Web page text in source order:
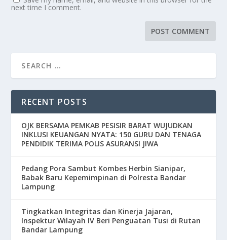
next time I comment.
RECENT POSTS
OJK BERSAMA PEMKAB PESISIR BARAT WUJUDKAN
INKLUSI KEUANGAN NYATA: 150 GURU DAN TENAGA
PENDIDIK TERIMA POLIS ASURANSI JIWA
Pedang Pora Sambut Kombes Herbin Sianipar,
Babak Baru Kepemimpinan di Polresta Bandar
Lampung
Tingkatkan Integritas dan Kinerja Jajaran,
Inspektur Wilayah IV Beri Penguatan Tusi di Rutan
Bandar Lampung